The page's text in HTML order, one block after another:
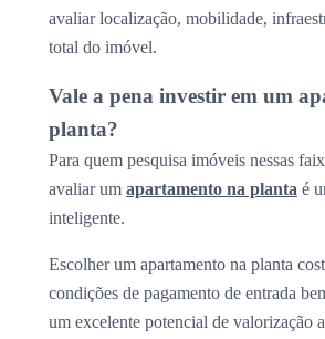
avaliar localização, mobilidade,
total do imóvel.
Vale a pena investir em um
planta?
Para quem pesquisa imóveis nessas
avaliar um apartamento na planta é
inteligente.
Escolher um apartamento na planta
condições de pagamento de entrada
um excelente potencial de valorização